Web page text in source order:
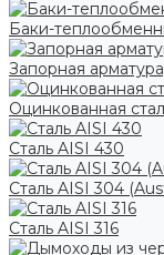
Баки-
Запорная
Оцинкованная
Сталь AISI 430
Сталь AISI 304
Сталь AISI 316